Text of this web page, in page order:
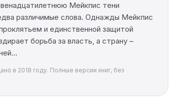
Мейкпис тени
различимые слова. Однажды Мейкпис
и единственной защитой
борьба за власть, а страну –
в 2018 году. Полные версии книг, без